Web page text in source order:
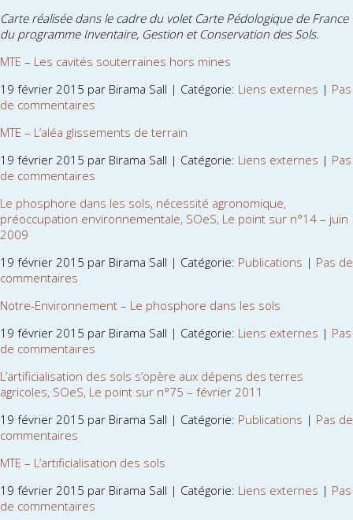
Carte réalisée dans le cadre du volet Carte Pédologique de France
du programme Inventaire, Gestion et Conservation des Sols.
MTE – Les cavités souterraines hors mines
19 février 2015 par Birama Sall | Catégorie: Liens externes | Pas
de commentaires
MTE – L’aléa glissements de terrain
19 février 2015 par Birama Sall | Catégorie: Liens externes | Pas
de commentaires
Le phosphore dans les sols, nécessité agronomique,
préoccupation environnementale, SOeS, Le point sur n°14 – juin
2009
19 février 2015 par Birama Sall | Catégorie: Publications | Pas de
commentaires
Notre-Environnement – Le phosphore dans les sols
19 février 2015 par Birama Sall | Catégorie: Liens externes | Pas
de commentaires
L’artificialisation des sols s’opère aux dépens des terres
agricoles, SOeS, Le point sur n°75 – février 2011
19 février 2015 par Birama Sall | Catégorie: Publications | Pas de
commentaires
MTE – L’artificialisation des sols
19 février 2015 par Birama Sall | Catégorie: Liens externes | Pas
de commentaires